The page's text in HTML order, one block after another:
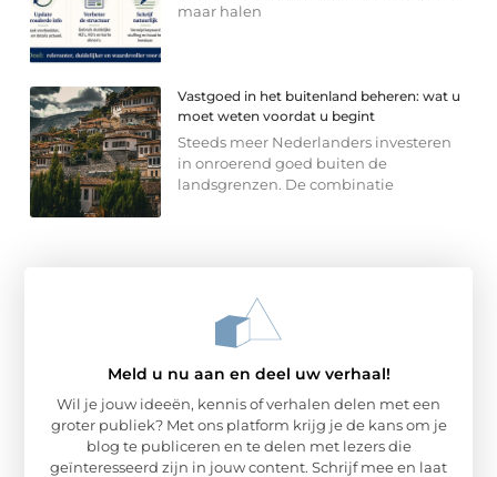
maar halen
Vastgoed in het buitenland beheren: wat u
moet weten voordat u begint
Steeds meer Nederlanders investeren
in onroerend goed buiten de
landsgrenzen. De combinatie
Meld u nu aan en deel uw verhaal!
Wil je jouw ideeën, kennis of verhalen delen met een
groter publiek? Met ons platform krijg je de kans om je
blog te publiceren en te delen met lezers die
geïnteresseerd zijn in jouw content. Schrijf mee en laat